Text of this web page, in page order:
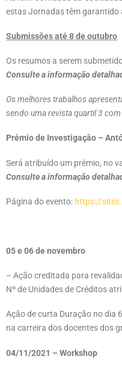
estas Jornadas têm garantido
Submissões até 8 de outubro
Os resumos a serem
Consulte a informação
Os melhores trabalhos
sendo uma revista quartil 3
Prémio de Investigação –
Será atribuído um prémio, no
Consulte a informação
Página do evento: https://
05 e 06 de novembro
– Ação creditada para
Nº de Unidades de Créditos
Ação de curta Duração no dia
na carreira dos docentes dos
04/11/2021 – Workshop